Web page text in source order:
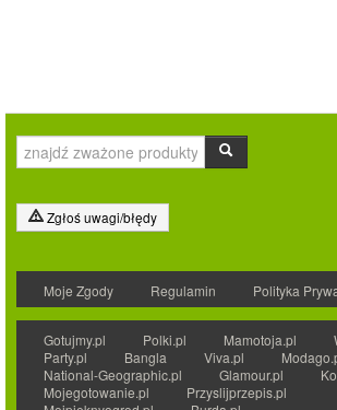
Zgłoś uwagi/błędy
Moje Zgody Regulamin Polityka
Gotujmy.pl Polki.pl Mamotoja.pl
Party.pl
Bangla Viva.pl
National-Geographic.pl
Glamour.pl
Mojegotowanie.pl
Przyslijprzepis.pl